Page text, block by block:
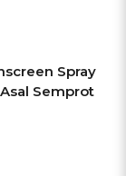
Spray
Semprot